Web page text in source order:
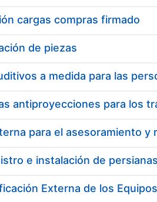
cargas compras firmado
de piezas
e instalación de